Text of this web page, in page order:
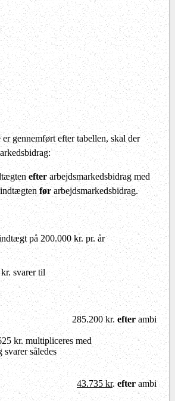
gennemført efter tabellen, skal der
efter arbejdsmarkedsbidrag med
førarbejdsmarkedsbidrag.
på 200.000 kr. pr. år
svarer til
285.200 kr. efter ambi
kr. multipliceres med
således
43.735 kr.efterambi